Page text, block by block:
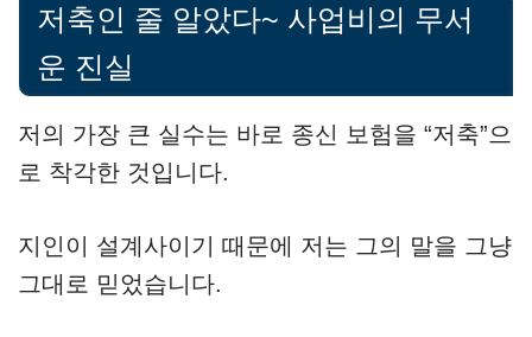
저축인 줄 알았다~ 사업비의 무서
운 진실
저의 가장 큰 실수는 바로 종신 보험을 “저축”으
로 착각한 것입니다.
지인이 설계사이기 때문에 저는 그의 말을 그냥
그대로 믿었습니다.